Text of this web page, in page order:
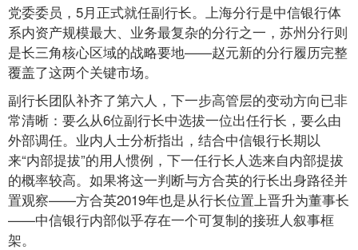
党委委员，5月正式就任副行长。上海分行是中信银行体
系内资产规模最大、业务最复杂的分行之一，苏州分行则
是长三角核心区域的战略要地——赵元新的分行履历完整
覆盖了这两个关键市场。
副行长团队补齐了第六人，下一步高管层的变动方向已非
常清晰：要么从6位副行长中选拔一位出任行长，要么由
外部调任。业内人士分析指出，结合中信银行长期以
来“内部提拔”的用人惯例，下一任行长人选来自内部提拔
的概率较高。如果将这一判断与方合英的行长出身路径并
置观察——方合英2019年也是从行长位置上晋升为董事长
——中信银行内部似乎存在一个可复制的接班人叙事框
架。